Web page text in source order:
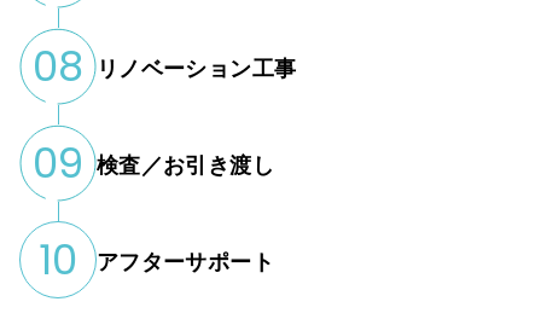
08 リノベーション工事
09 検査／お引き渡し
10 アフターサポート